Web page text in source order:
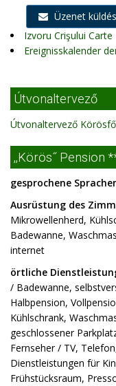
Üzenet
Izvoru Crişului Carte
Ereignisskalender
Útvonaltervező
Útvonaltervező Körösfő
,,Körös˝ Pension
gesprochene
Ausrüstung des
Mikrowellenherd,
Badewanne,
internet
örtliche
/ Badewanne,
Halbpension,
Kühlschrank,
geschlossener
Fernseher / TV,
Dienstleistungen für
Frühstücksraum,